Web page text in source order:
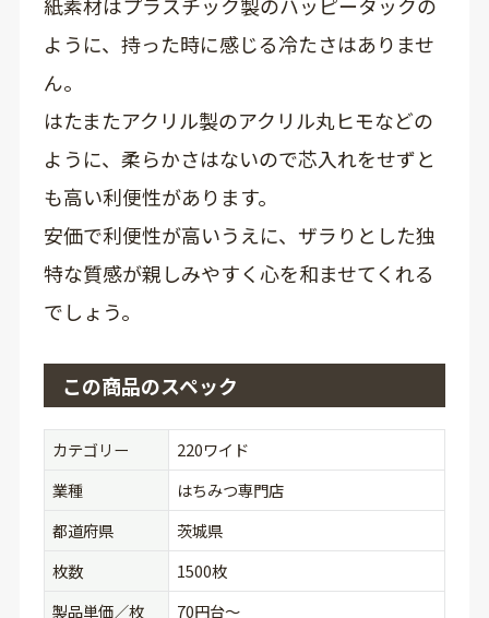
ように、持った時に感じる冷たさはありませ
ん。
はたまたアクリル製のアクリル丸ヒモなどの
ように、柔らかさはないので芯入れをせずと
も高い利便性があります。
安価で利便性が高いうえに、ザラりとした独
特な質感が親しみやすく心を和ませてくれる
でしょう。
この商品のスペック
カテゴリー
220ワイド
業種
はちみつ専門店
都道府県
茨城県
枚数
1500枚
製品単価／枚
70円台〜